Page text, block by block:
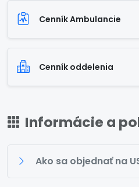
Cenník Ambulancie
Cenník oddelenia
Informácie a
Ako sa objednať na